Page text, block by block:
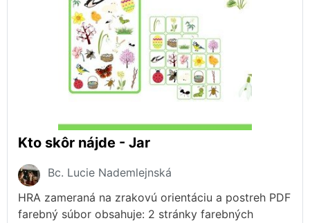
Kto skôr nájde - Jar
Bc. Lucie Nademlejnská
HRA zameraná na zrakovú orientáciu a postreh PDF
farebný súbor obsahuje: 2 stránky farebných